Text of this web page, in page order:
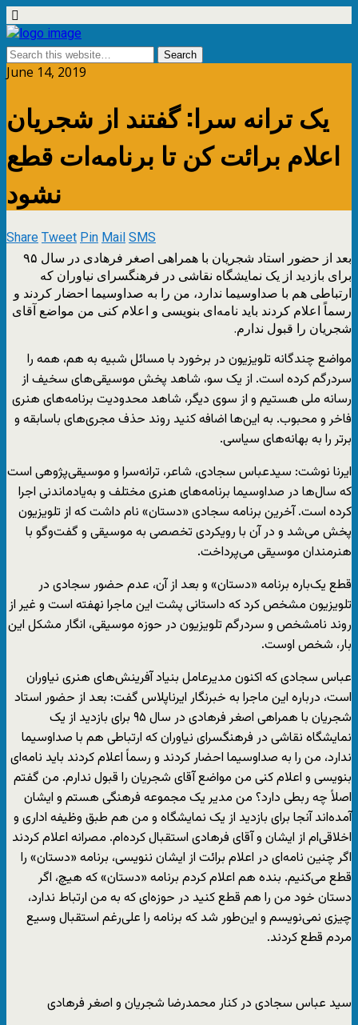
June 14, 2019
یک ترانه سرا: گفتند از شجریان
اعلام برائت کن تا برنامه‌ات قطع
نشود
ShareTweetPinMailSMS
بعد از حضور استاد شجریان با همراهی اصغر فرهادی در سال ۹۵
برای بازدید از یک نمایشگاه نقاشی در فرهنگسرای نیاوران که
ارتباطی هم با صداوسیما ندارد، من را به صداوسیما احضار کردند و
رسماً اعلام کردند باید نامه‌ای بنویسی و اعلام کنی من مواضع آقای
شجریان را قبول ندارم.
مواضع چندگانه تلویزیون در برخورد با مسائل شبیه به هم، همه را
سردرگم کرده است. از یک سو، شاهد پخش موسیقی‌های سخیف از
رسانه ملی هستیم و از سوی دیگر، شاهد محدودیت برنامه‌های هنری
فاخر و محبوب. به این‌ها اضافه کنید روند حذف مجری‌های باسابقه و
برتر را به بهانه‌های سیاسی.
ایرنا نوشت: سیدعباس سجادی، شاعر، ترانه‌سرا و موسیقی‌پژوهی است
که سال‌ها در صداوسیما برنامه‌های هنری مختلف و به‌یادماندنی اجرا
کرده است. آخرین برنامه سجادی «دستان» نام داشت که از تلویزیون
پخش می‌شد و در آن با رویکردی تخصصی به موسیقی و گفت‌وگو با
هنرمندان موسیقی می‌پرداخت.
قطع یک‌باره برنامه «دستان» و بعد از آن، عدم حضور سجادی در
تلویزیون مشخص کرد که داستانی پشت این ماجرا نهفته است و غیر از
روند نامشخص و سردرگم تلویزیون در حوزه موسیقی، انگار مشکل این
بار، شخص اوست.
عباس سجادی که اکنون مدیرعامل بنیاد آفرینش‌های هنری نیاوران
است، درباره این ماجرا به خبرنگار ایرناپلاس گفت: بعد از حضور استاد
شجریان با همراهی اصغر فرهادی در سال ۹۵ برای بازدید از یک
نمایشگاه نقاشی در فرهنگسرای نیاوران که ارتباطی هم با صداوسیما
ندارد، من را به صداوسیما احضار کردند و رسماً اعلام کردند باید نامه‌ای
بنویسی و اعلام کنی من مواضع آقای شجریان را قبول ندارم. من گفتم
اصلاً چه ربطی دارد؟ من مدیر یک مجموعه فرهنگی هستم و ایشان
آمده‌اند آنجا برای بازدید از یک نمایشگاه و من هم طبق وظیفه اداری و
اخلاقی‌ام از ایشان و آقای فرهادی استقبال کرده‌ام. مصرانه اعلام کردند
اگر چنین نامه‌ای در اعلام برائت از ایشان ننویسی، برنامه «دستان» را
قطع می‌کنیم. بنده هم اعلام کردم برنامه «دستان» که هیچ، اگر
دستان خود من را هم قطع کنید در حوزه‌ای که به من ارتباط ندارد،
چیزی نمی‌نویسم و این‌طور شد که برنامه را علی‌رغم استقبال وسیع
مردم قطع کردند.
سید عباس سجادی در کنار محمدرضا شجریان و اصغر فرهادی